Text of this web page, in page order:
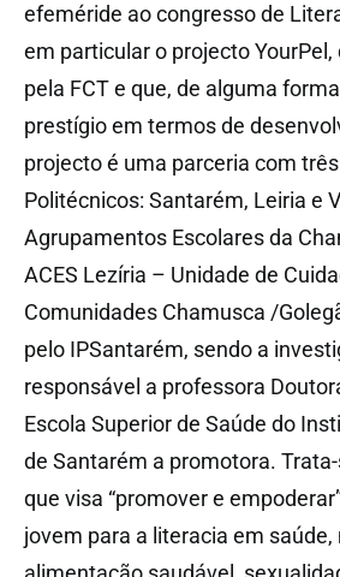
efeméride ao congresso de
em particular o projecto
pela FCT e que, de alguma
prestígio em termos de
projecto é uma parceria com
Politécnicos: Santarém, Leiria e
Agrupamentos Escolares da
ACES Lezíria – Unidade de
Comunidades Chamusca /
pelo IPSantarém, sendo a
responsável a professora
Escola Superior de Saúde do
de Santarém a promotora.
que visa “promover e
jovem para a literacia em saúde,